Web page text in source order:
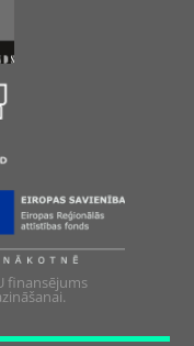
finansējums